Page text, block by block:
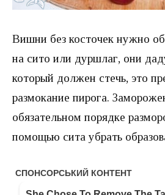
Вишни без косточек нужно
на сито или дуршлаг, они
который должен стечь, это
размокание пирога.
обязательном порядке
помощью сита убрать